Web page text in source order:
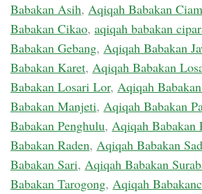
Babakan Asih, Aqiqah Babakan
Babakan Cikao, aqiqah babakan
Babakan Gebang, Aqiqah Babakan
Babakan Karet, Aqiqah Babakan
Babakan Losari Lor, Aqiqah
Babakan Manjeti, Aqiqah Babakan
Babakan Penghulu, Aqiqah Babakan
Babakan Raden, Aqiqah Babakan
Babakan Sari, Aqiqah Babakan
Babakan Tarogong, Aqiqah